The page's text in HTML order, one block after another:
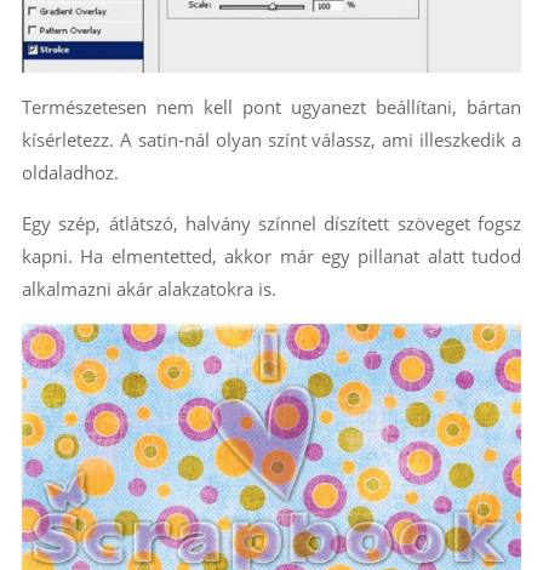
Természetesen nem kell pont ugyanezt beállítani, bártan
kísérletezz. A satin-nál olyan színt válassz, ami illeszkedik a
oldaladhoz.
Egy szép, átlátszó, halvány színnel díszített szöveget fogsz
kapni. Ha elmentetted, akkor már egy pillanat alatt tudod
alkalmazni akár alakzatokra is.